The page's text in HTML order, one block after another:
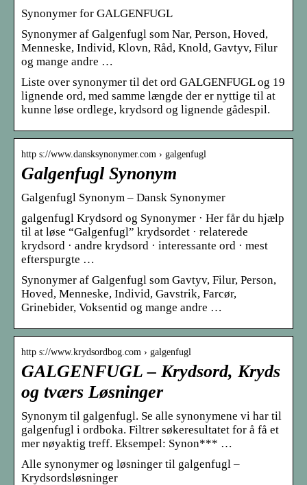
Synonymer for GALGENFUGL
Synonymer af Galgenfugl som Nar, Person, Hoved,
Menneske, Individ, Klovn, Råd, Knold, Gavtyv, Filur
og mange andre …
Liste over synonymer til det ord GALGENFUGL og 19
lignende ord, med samme længde der er nyttige til at
kunne løse ordlege, krydsord og lignende gådespil.
http s://www.dansksynonymer.com › galgenfugl
Galgenfugl Synonym
Galgenfugl Synonym – Dansk Synonymer
galgenfugl Krydsord og Synonymer · Her får du hjælp
til at løse “Galgenfugl” krydsordet · relaterede
krydsord · andre krydsord · interessante ord · mest
efterspurgte …
Synonymer af Galgenfugl som Gavtyv, Filur, Person,
Hoved, Menneske, Individ, Gavstrik, Farcør,
Grinebider, Voksentid og mange andre …
http s://www.krydsordbog.com › galgenfugl
GALGENFUGL – Krydsord, Kryds
og tværs Løsninger
Synonym til galgenfugl. Se alle synonymene vi har til
galgenfugl i ordboka. Filtrer søkeresultatet for å få et
mer nøyaktig treff. Eksempel: Synon*** …
Alle synonymer og løsninger til galgenfugl –
Krydsordsløsninger